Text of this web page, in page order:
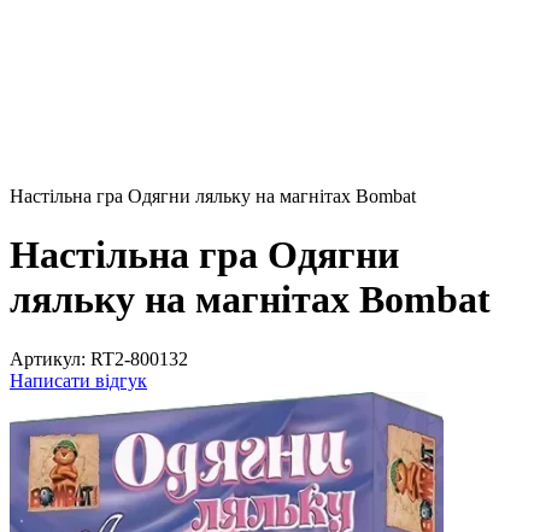
Настільна гра Одягни ляльку на магнітах Bombat
Настільна гра Одягни
ляльку на магнітах Bombat
Артикул: RT2-800132
Написати відгук